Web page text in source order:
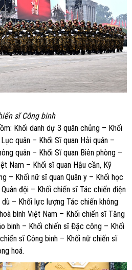
sĩ Công binh
Khối danh dự 3 quân chủng – Khối
quân – Khối Sĩ quan Hải quân –
quân – Khối Sĩ quan Biên phòng –
Nam – Khối sĩ quan Hậu cần, Kỹ
– Khối nữ sĩ quan Quân y – Khối học
đội – Khối chiến sĩ Tác chiến điện
– Khối lực lượng Tác chiến không
bình Việt Nam – Khối chiến sĩ Tăng
binh – Khối chiến sĩ Đặc công – Khối
sĩ Công binh – Khối nữ chiến sĩ
hoá.